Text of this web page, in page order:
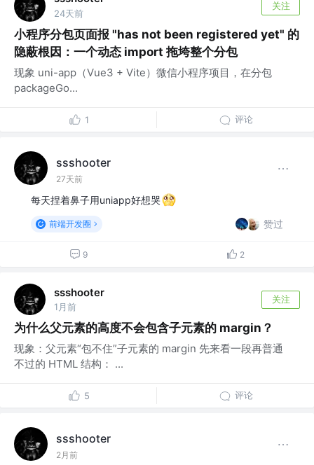
24天前
关注
小程序分包页面报 "has not been registered yet" 的
隐蔽根因：一个动态 import 拖垮整个分包
现象 uni-app（Vue3 + Vite）微信小程序项目，在分包
packageGo...
1 评论
ssshooter
27天前
每天捏着鼻子用uniapp好想哭
前端开发圈 赞过
9 2
ssshooter
1月前
关注
为什么父元素的高度不会包含子元素的 margin？
现象：父元素“包不住”子元素的 margin 先来看一段再普通
不过的 HTML 结构： ...
5 评论
ssshooter
2月前